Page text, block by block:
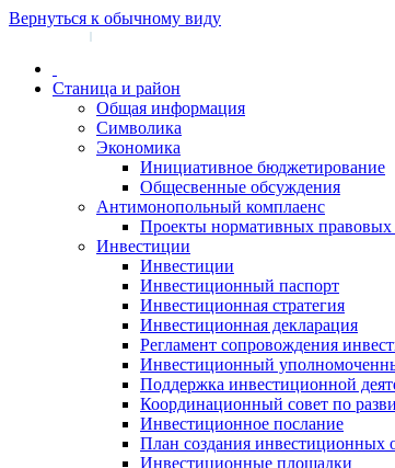
Вернуться к обычному виду
|
Станица и район
Общая информация
Символика
Экономика
Инициативное бюджетирование
Общесвенные обсуждения
Антимонопольный комплаенс
Проекты нормативных правовых
Инвестиции
Инвестиции
Инвестиционный паспорт
Инвестиционная стратегия
Инвестиционная декларация
Регламент сопровождения
Инвестиционный
Поддержка инвестиционной
Координационный совет по
Инвестиционное послание
План создания инвестиционных
Инвестиционные площадки